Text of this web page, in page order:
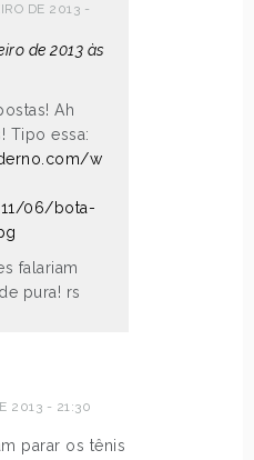
DE 2013 -
de 2013 às
Ah
Tipo essa:
w
06/bota-
falariam
pura! rs
2013 - 21:30
parar os tênis